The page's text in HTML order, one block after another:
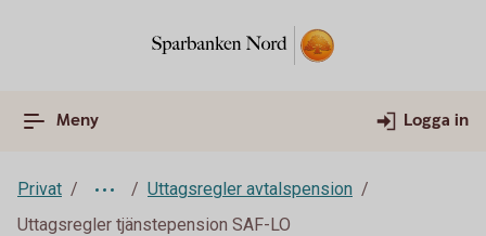
Meny Logga in
Privat
Uttagsregler avtalspension
Uttagsregler tjänstepension SAF-LO